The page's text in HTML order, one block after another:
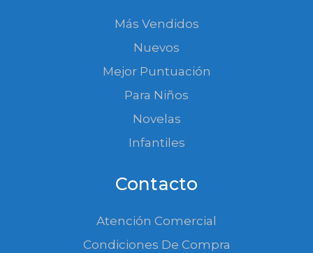
Más Vendidos
Nuevos
Mejor Puntuación
Para Niños
Novelas
Infantiles
Contacto
Atención Comercial
Condiciones De Compra